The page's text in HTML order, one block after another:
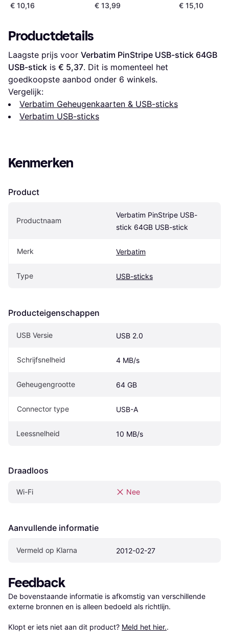
€ 10,16
€ 13,99
€ 15,10
Productdetails
Laagste prijs voor Verbatim PinStripe USB-stick 64GB
USB-stick is € 5,37. Dit is momenteel het
goedkoopste aanbod onder 6 winkels.
Vergelijk:
Verbatim Geheugenkaarten & USB-sticks
Verbatim USB-sticks
Kenmerken
Product
Productnaam
Verbatim PinStripe USB-
stick 64GB USB-stick
Merk Verbatim
Type USB-sticks
Producteigenschappen
USB Versie USB 2.0
Schrijfsnelheid 4 MB/s
Geheugengrootte 64 GB
Connector type USB-A
Leessnelheid 10 MB/s
Draadloos
Wi-Fi Nee
Aanvullende informatie
Vermeld op Klarna 2012-02-27
Feedback
De bovenstaande informatie is afkomstig van verschillende
externe bronnen en is alleen bedoeld als richtlijn.
Klopt er iets niet aan dit product? Meld het hier..